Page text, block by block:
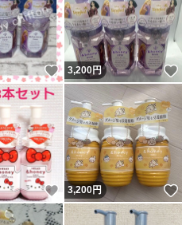
いいね！
3,200円
いいね！
3,200円